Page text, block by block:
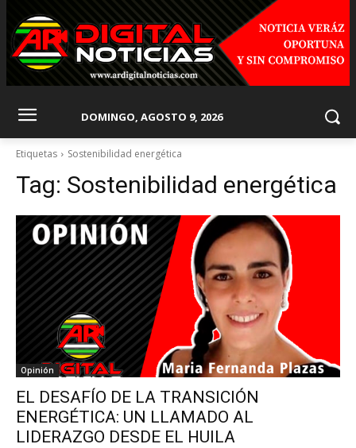
DOMINGO, AGOSTO 9, 2026
Etiquetas Sostenibilidad energética
Tag: Sostenibilidad energética
Opinión
EL DESAFÍO DE LA TRANSICIÓN
ENERGÉTICA: UN LLAMADO AL
LIDERAZGO DESDE EL HUILA